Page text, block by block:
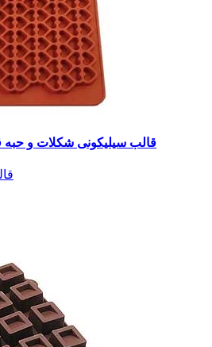
قالب سیلیکونی شکلات و حبه